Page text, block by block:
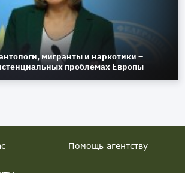
мигранты и наркотики –
проблемах Европы
Помощь агентству